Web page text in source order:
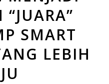
SMART
LEBIH